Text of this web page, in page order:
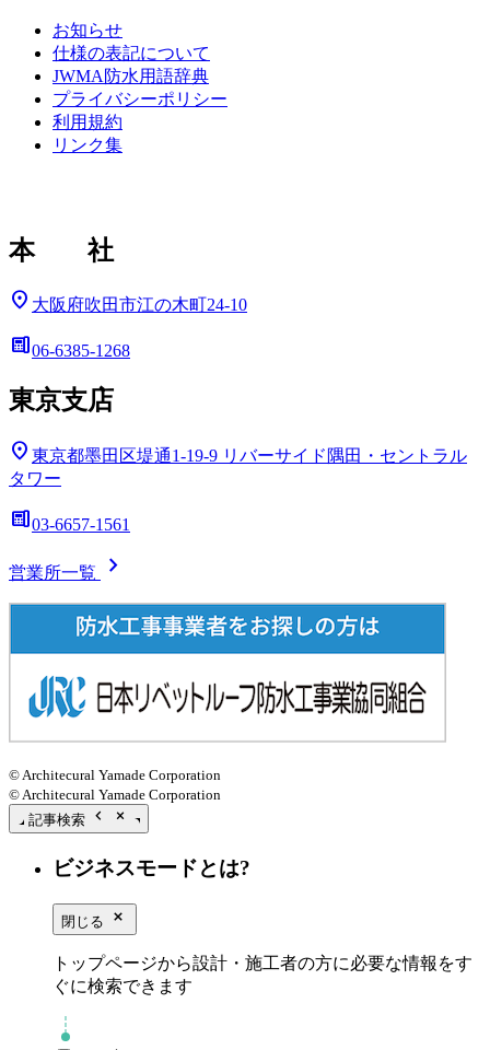
お知らせ
仕様の表記について
JWMA防水用語辞典
プライバシーポリシー
利用規約
リンク集
本 社
location_on 大阪府吹田市江の木町24-10
deskphone06-6385-1268
東京支店
location_on 東京都墨田区堤通1-19-9 リバーサイド隅田・セントラル
タワー
deskphone03-6657-1561
営業所一覧 chevron_right
© Architecural Yamade Corporation
© Architecural Yamade Corporation
記事検索 chevron_left close_small
ビジネスモードとは?
閉じる close_small
トップページから設計・施工者の方に必要な情報をす
ぐに検索できます